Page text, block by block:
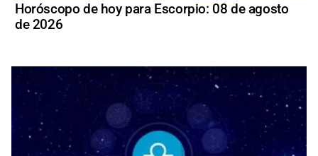
Horóscopo de hoy para Escorpio: 08 de agosto
de 2026